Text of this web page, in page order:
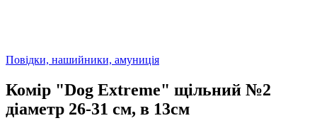
Повідки, нашийники, амуниція
Комір "Dog Extremе" щільний №2
діаметр 26-31 см, в 13см